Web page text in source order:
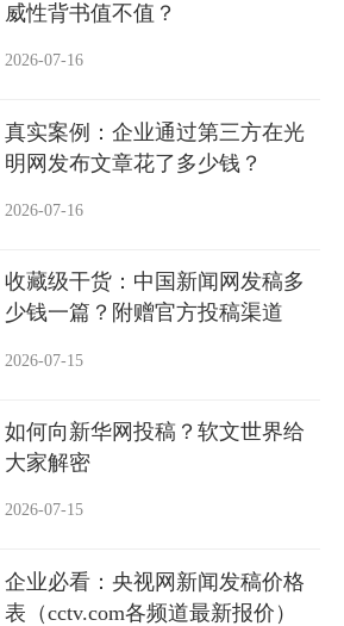
威性背书值不值？
2026-07-16
真实案例：企业通过第三方在光
明网发布文章花了多少钱？
2026-07-16
收藏级干货：中国新闻网发稿多
少钱一篇？附赠官方投稿渠道
2026-07-15
如何向新华网投稿？软文世界给
大家解密
2026-07-15
企业必看：央视网新闻发稿价格
表（cctv.com各频道最新报价）